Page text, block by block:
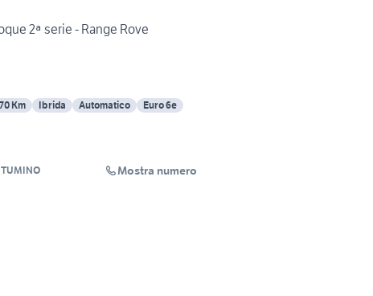
2ª serie - Range Rove
Km Ibrida Automatico Euro 6e
TUMINO Mostra numero